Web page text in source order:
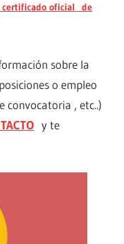
certificado oficial de
sobre la
o empleo
convocatoria , etc..)
y te